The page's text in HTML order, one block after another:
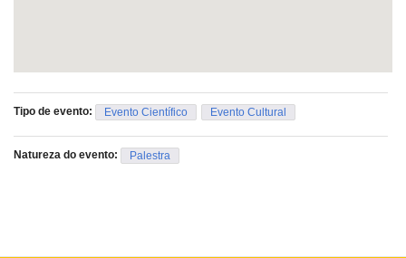
Tipo de evento: Evento Científico Evento Cultural
Natureza do evento: Palestra